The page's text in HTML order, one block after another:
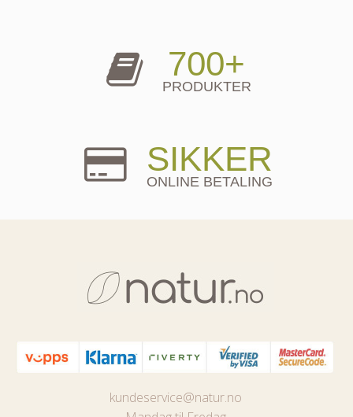
700+
PRODUKTER
SIKKER
ONLINE BETALING
kundeservice@natur.no